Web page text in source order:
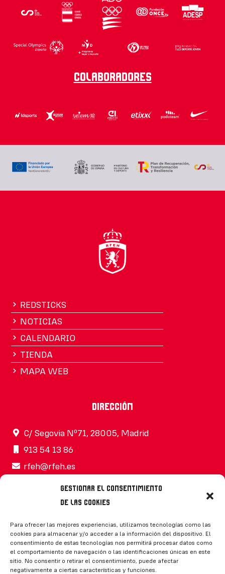
Gestionar el consentimiento
de las cookies
Para ofrecer las mejores experiencias, utilizamos tecnologías como las
cookies para almacenar y/o acceder a la información del dispositivo. El
consentimiento de estas tecnologías nos permitirá procesar datos como
el comportamiento de navegación o las identificaciones únicas en este
sitio. No consentir o retirar el consentimiento, puede afectar
negativamente a ciertas características y funciones.
Colaboradores
REDSTICKS
NOTICIAS
CALENDARIO
TIENDA
MAPA WEB
Dirección
C/ Segovia Nº71, 28005, Madrid
913 54 13 86
rfeh@rfeh.es
Síguenos